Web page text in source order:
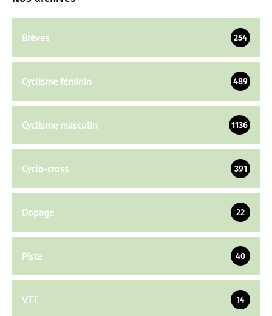
Brèves 254
Cyclisme féminin 489
Cyclisme masculin 1136
Cyclo-cross 391
Dopage 22
Piste 40
VTT 14